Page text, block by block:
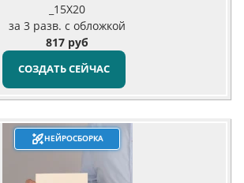
_15X20
за 3 разв. с обложкой
817 руб
СОЗДАТЬ СЕЙЧАС
НЕЙРОСБОРКА